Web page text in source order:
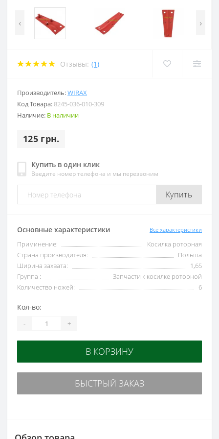
‹ ›
Отзывы: (1)
Производитель:WIRAX
Код Товара: 8245-036-010-309
Наличие: В наличии
125 грн.
Купить в один клик
Введите номер телефона и мы перезвоним
Купить
Основные характеристики Все характеристики
Приминение:
Косилка роторная
Страна производителя:
Польша
Ширина захвата:
1,65
Группа :
Запчасти к косилке роторной
Количество ножей:
6
Кол-во:
- +
В КОРЗИНУ
БЫСТРЫЙ ЗАКАЗ